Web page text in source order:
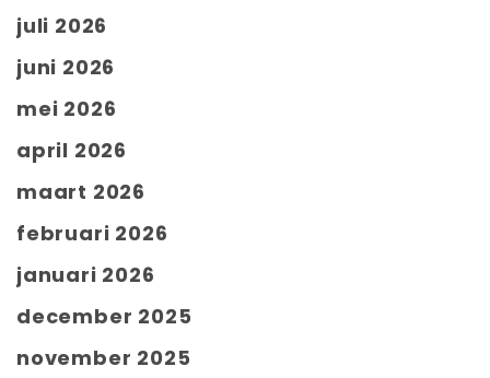
juli 2026
juni 2026
mei 2026
april 2026
maart 2026
februari 2026
januari 2026
december 2025
november 2025